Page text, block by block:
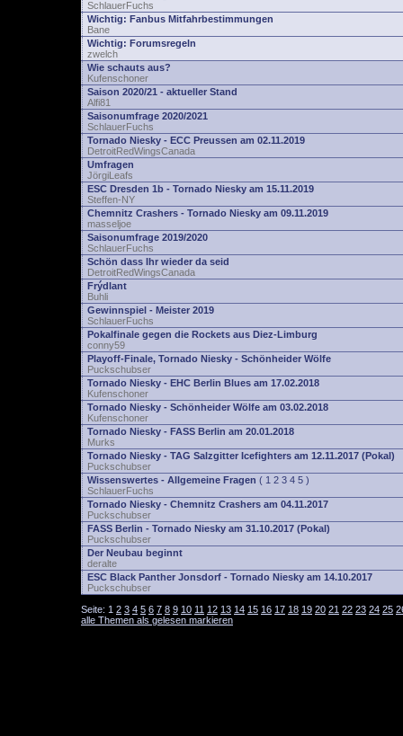
SchlauerFuchs
Wichtig: Fanbus Mitfahrbestimmungen
Bane
Wichtig: Forumsregeln
zwelch
Wie schauts aus?
Kufenschoner
Saison 2020/21 - aktueller Stand
Alfi81
Saisonumfrage 2020/2021
SchlauerFuchs
Tornado Niesky - ECC Preussen am 02.11.2019
DetroitRedWingsCanada
Umfragen
JörgiLeafs
ESC Dresden 1b - Tornado Niesky am 15.11.2019
Steffen-NY
Chemnitz Crashers - Tornado Niesky am 09.11.2019
masseljoe
Saisonumfrage 2019/2020
SchlauerFuchs
Schön dass Ihr wieder da seid
DetroitRedWingsCanada
Frýdlant
Buhli
Gewinnspiel - Meister 2019
SchlauerFuchs
Pokalfinale gegen die Rockets aus Diez-Limburg
conny59
Playoff-Finale, Tornado Niesky - Schönheider Wölfe
Puckschubser
Tornado Niesky - EHC Berlin Blues am 17.02.2018
Kufenschoner
Tornado Niesky - Schönheider Wölfe am 03.02.2018
Kufenschoner
Tornado Niesky - FASS Berlin am 20.01.2018
Murks
Tornado Niesky - TAG Salzgitter Icefighters am 12.11.2017 (Pokal)
Puckschubser
Wissenswertes - Allgemeine Fragen ( 1 2 3 4 5 )
SchlauerFuchs
Tornado Niesky - Chemnitz Crashers am 04.11.2017
Puckschubser
FASS Berlin - Tornado Niesky am 31.10.2017 (Pokal)
Puckschubser
Der Neubau beginnt
deralte
ESC Black Panther Jonsdorf - Tornado Niesky am 14.10.2017
Puckschubser
Seite: 1 2 3 4 5 6 7 8 9 10 11 12 13 14 15 16 17 18 19 20 21 22 23 24 25
alle Themen als gelesen markieren